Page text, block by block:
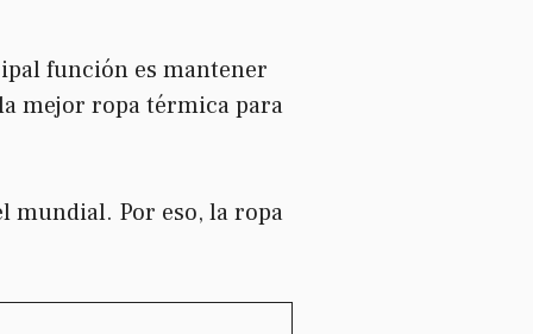
función es mantener
mejor ropa térmica para
mundial. Por eso, la ropa